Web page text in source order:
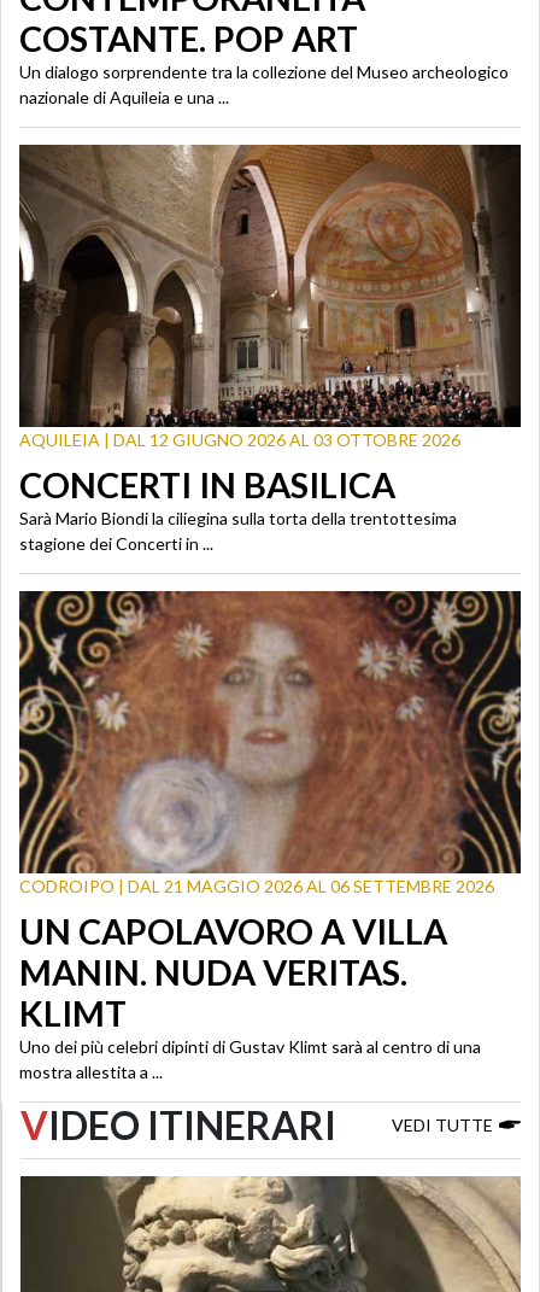
COSTANTE. POP ART
Un dialogo sorprendente tra la collezione del Museo archeologico
nazionale di Aquileia e una ...
AQUILEIA | DAL 12 GIUGNO 2026 AL 03 OTTOBRE 2026
CONCERTI IN BASILICA
Sarà Mario Biondi la ciliegina sulla torta della trentottesima
stagione dei Concerti in ...
CODROIPO | DAL 21 MAGGIO 2026 AL 06 SETTEMBRE 2026
UN CAPOLAVORO A VILLA
MANIN. NUDA VERITAS.
KLIMT
Uno dei più celebri dipinti di Gustav Klimt sarà al centro di una
mostra allestita a ...
VIDEO ITINERARI VEDI TUTTE